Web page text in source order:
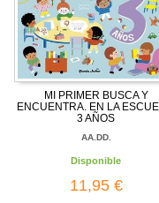
MI PRIMER BUSCA Y
ENCUENTRA. EN LA
3 AÑOS
AA.DD.
Disponible
11,95 €